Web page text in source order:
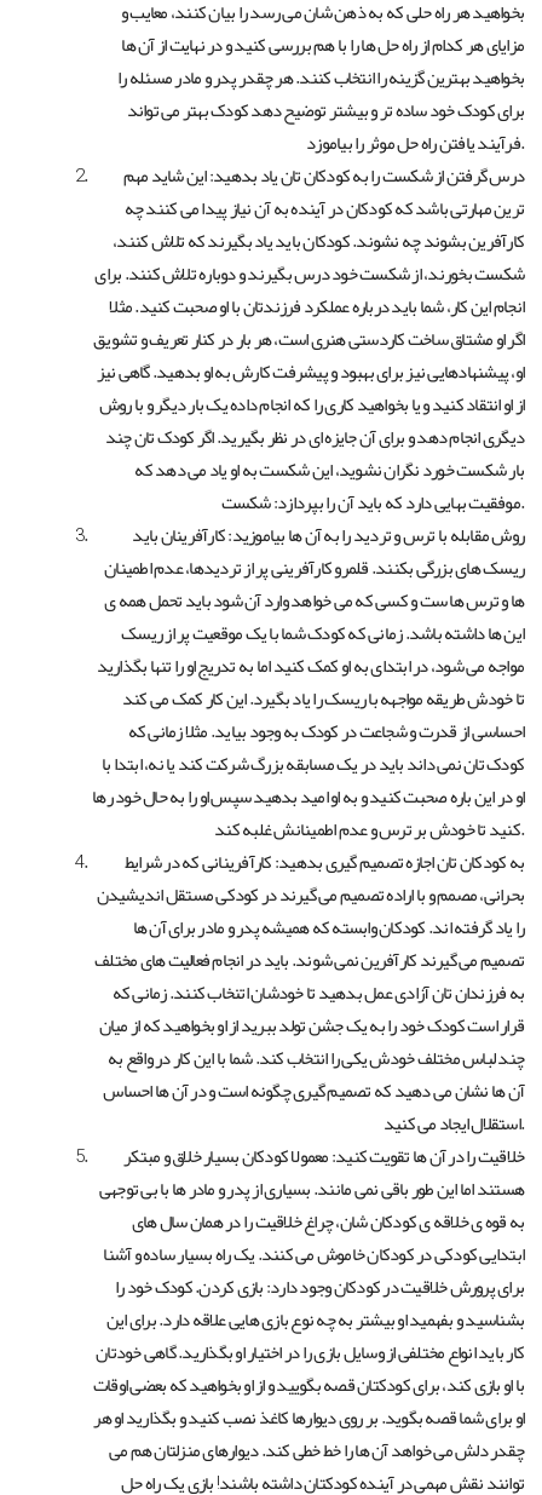
بخواهید هر راه حلی که به ذهن شان می رسد را بیان کنند، معایب و
مزایای هر کدام از راه حل ها را با هم بررسی کنید و در نهایت از آن ها
بخواهید بهترین گزینه را انتخاب کنند. هر چقدر پدر و مادر مسئله را
برای کودک خود ساده تر و بیشتر توضیح دهد کودک بهتر می تواند
فرآیند یافتن راه حل موثر را بیاموزد.
درس گرفتن از شکست را به کودکان تان یاد بدهید: این شاید مهم
ترین مهارتی باشد که کودکان در آینده به آن نیاز پیدا می کنند چه
کارآفرین بشوند چه نشوند. کودکان باید یاد بگیرند که تلاش کنند،
شکست بخورند، از شکست خود درس بگیرند و دوباره تلاش کنند. برای
انجام این کار، شما باید درباره عملکرد فرزندتان با او صحبت کنید. مثلا
اگر او مشتاق ساخت کاردستی هنری است، هر بار در کنار تعریف و تشویق
او، پیشنهادهایی نیز برای بهبود و پیشرفت کارش به او بدهید. گاهی نیز
از او انتقاد کنید و یا بخواهید کاری را که انجام داده یک بار دیگر و با روش
دیگری انجام دهد و برای آن جایزه ای در نظر بگیرید. اگر کودک تان چند
بار شکست خورد نگران نشوید، این شکست به او یاد می دهد که
موفقیت بهایی دارد که باید آن را بپردازد: شکست.
روش مقابله با ترس و تردید را به آن ها بیاموزید: کارآفرینان باید
ریسک های بزرگی بکنند. قلمرو کارآفرینی پر از تردیدها، عدم اطمینان
ها و ترس ها ست و کسی که می خواهد وارد آن شود باید تحمل همه ی
این ها داشته باشد. زمانی که کودک شما با یک موقعیت پر از ریسک
مواجه می شود، در ابتدای به او کمک کنید اما به تدریج او را تنها بگذارید
تا خودش طریقه مواجهه با ریسک را یاد بگیرد. این کار کمک می کند
احساسی از قدرت و شجاعت در کودک به وجود بیاید. مثلا زمانی که
کودک تان نمی داند باید در یک مسابقه بزرگ شرکت کند یا نه، ابتدا با
او در این باره صحبت کنید و به او امید بدهید سپس او را به حال خود رها
کنید تا خودش بر ترس و عدم اطمینانش غلبه کند.
به کودکان تان اجازه تصمیم گیری بدهید: کارآفرینانی که در شرایط
بحرانی، مصمم و با اراده تصمیم می گیرند در کودکی مستقل اندیشیدن
را یاد گرفته اند. کودکان وابسته که همیشه پدر و مادر برای آن ها
تصمیم می گیرند کارآفرین نمی شوند. باید در انجام فعالیت های مختلف
به فرزندان تان آزادی عمل بدهید تا خودشان اتنخاب کنند. زمانی که
قرار است کودک خود را به یک جشن تولد ببرید از او بخواهید که از میان
چند لباس مختلف خودش یکی را انتخاب کند. شما با این کار در واقع به
آن ها نشان می دهید که تصمیم گیری چگونه است و در آن ها احساس
استقلال ایجاد می کنید.
خلاقیت را در آن ها تقویت کنید: معمولا کودکان بسیار خلاق و مبتکر
هستند اما این طور باقی نمی مانند. بسیاری از پدر و مادر ها با بی توجهی
به قوه ی خلاقه ی کودکان شان، چراغ خلاقیت را در همان سال های
ابتدایی کودکی در کودکان خاموش می کنند. یک راه بسیار ساده و آشنا
برای پرورش خلاقیت در کودکان وجود دارد: بازی کردن. کودک خود را
بشناسید و بفهمید او بیشتر به چه نوع بازی هایی علاقه دارد. برای این
کار باید انواع مختلفی از وسایل بازی را در اختیار او بگذارید. گاهی خودتان
با او بازی کند، برای کودکتان قصه بگویید و از او بخواهید که بعضی اوقات
او برای شما قصه بگوید. بر روی دیوارها کاغذ نصب کنید و بگذارید او هر
چقدر دلش می خواهد آن ها را خط خطی کند. دیوارهای منزلتان هم می
توانند نقش مهمی در آینده کودکتان داشته باشند! بازی یک راه حل